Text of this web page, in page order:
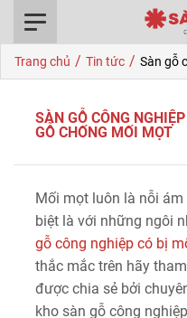
Trang chủ / Tin tức / Sàn gỗ
SÀN GỖ CÔNG
GỖ CHỐNG MỐI MỌT
Mối mọt luôn là nỗi
biệt là với những ngôi
gỗ công nghiệp có bị
thắc mắc trên hãy
được chia sẻ bởi
kho sàn gỗ công